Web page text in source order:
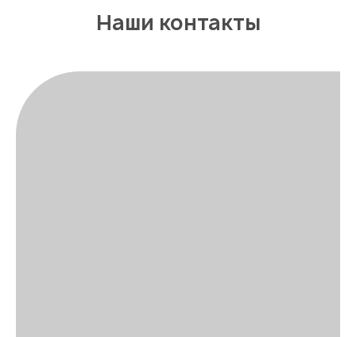
Наши контакты